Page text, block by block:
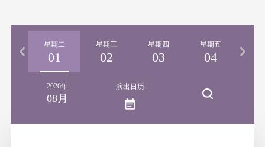
星期二
01
星期三
02
星期四
03
星期五
04
2026年
08月
演出日历